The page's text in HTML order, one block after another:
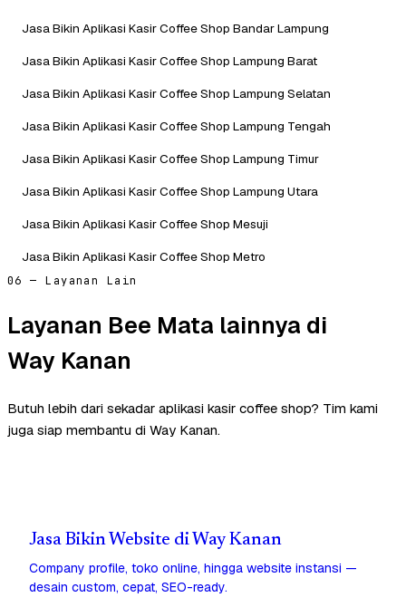
Jasa Bikin Aplikasi Kasir Coffee Shop Bandar Lampung
Jasa Bikin Aplikasi Kasir Coffee Shop Lampung Barat
Jasa Bikin Aplikasi Kasir Coffee Shop Lampung Selatan
Jasa Bikin Aplikasi Kasir Coffee Shop Lampung Tengah
Jasa Bikin Aplikasi Kasir Coffee Shop Lampung Timur
Jasa Bikin Aplikasi Kasir Coffee Shop Lampung Utara
Jasa Bikin Aplikasi Kasir Coffee Shop Mesuji
Jasa Bikin Aplikasi Kasir Coffee Shop Metro
06 — Layanan Lain
Layanan Bee Mata lainnya di
Way Kanan
Butuh lebih dari sekadar aplikasi kasir coffee shop? Tim kami
juga siap membantu di Way Kanan.
Jasa Bikin Website di Way Kanan
Company profile, toko online, hingga website instansi —
desain custom, cepat, SEO-ready.